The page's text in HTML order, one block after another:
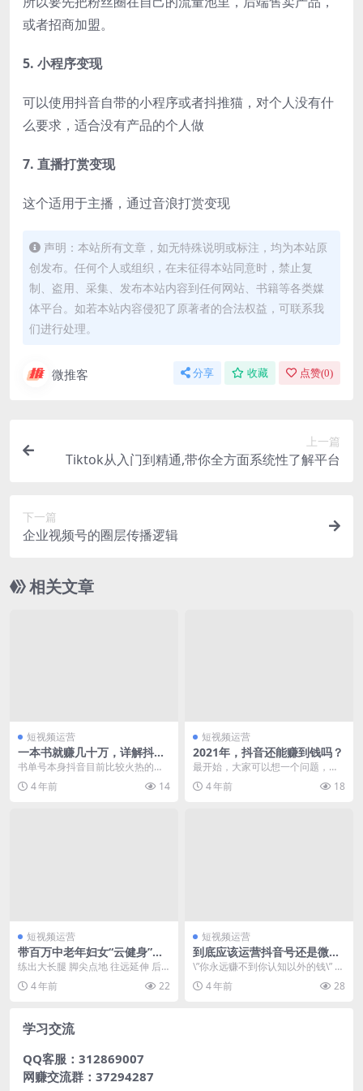
或者招商加盟。
5. 小程序变现
可以使用抖音自带的小程序或者抖推猫，对个人没有什
么要求，适合没有产品的个人做
7. 直播打赏变现
这个适用于主播，通过音浪打赏变现
声明：本站所有文章，如无特殊说明或标注，均为本站原
创发布。任何个人或组织，在未征得本站同意时，禁止复
制、盗用、采集、发布本站内容到任何网站、书籍等各类媒
体平台。如若本站内容侵犯了原著者的合法权益，可联系我
们进行处理。
微推客 分享 收藏 点赞(0)
上一篇
Tiktok从入门到精通,带你全方面系统性了解平台
下一篇
企业视频号的圈层传播逻辑
相关文章
短视频运营
一本书就赚几十万，详解抖音
中老年人书单号的玩法
书单号本身抖音目前比较火热的一
个赛道，尤其是围绕中老年人卖书
的账号一直在闷声发财...
4 年前 14
短视频运营
2021年，抖音还能赚到钱吗？
最开始，大家可以想一个问题，今
年我们去做抖音还有机会吗？ 我觉
得还是有的，机会有...
4 年前 18
短视频运营
带百万中老年妇女“云健身”，
也能卖货千万？
练出大长腿 脚尖点地 往远延伸 后
背立直 脖子拉长 腹部收紧 1234，5
678...4 年前 22
短视频运营
到底应该运营抖音号还是微信
视频号？
\”你永远赚不到你认知以外的钱\” 今
天有朋友在问我要不...
4 年前 28
学习交流
QQ客服：312869007
网赚交流群：37294287